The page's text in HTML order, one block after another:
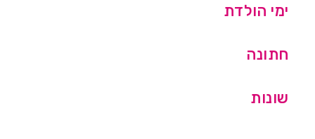
ימי הולדת
חתונה
שונות